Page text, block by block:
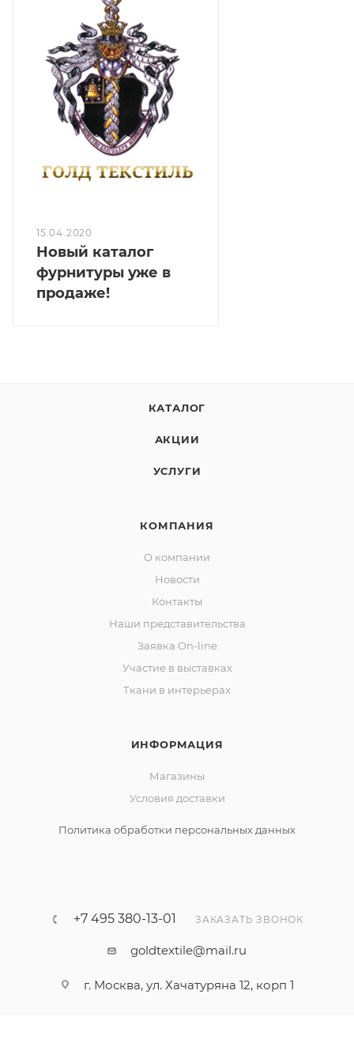
15.04.2020
Новый каталог
фурнитуры уже в
продаже!
КАТАЛОГ
АКЦИИ
УСЛУГИ
КОМПАНИЯ
О компании
Новости
Контакты
Наши представительства
Заявка On-line
Участие в выставках
Ткани в интерьерах
ИНФОРМАЦИЯ
Магазины
Условия доставки
Политика обработки персональных данных
+7 495 380-13-01 ЗАКАЗАТЬ ЗВОНОК
goldtextile@mail.ru
г. Москва, ул. Хачатуряна 12, корп 1